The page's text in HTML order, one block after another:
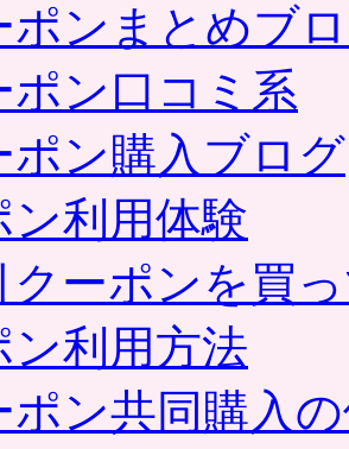
ポンまとめブ
ポン口コミ系
ポン購入ブログ
ン利用体験
クーポンを買
ン利用方法
ポン共同購入